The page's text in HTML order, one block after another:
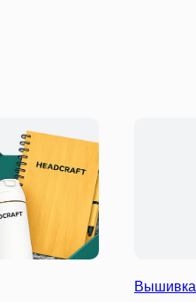
Вышивка